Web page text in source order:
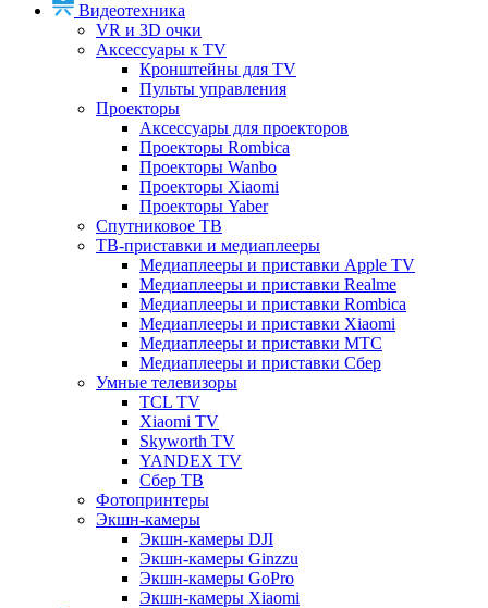
Видеотехника
VR и 3D очки
Аксессуары к TV
Кронштейны для TV
Пульты управления
Проекторы
Аксессуары для проекторов
Проекторы Rombica
Проекторы Wanbo
Проекторы Xiaomi
Проекторы Yaber
Спутниковое ТВ
ТВ-приставки и медиаплееры
Медиаплееры и приставки Apple TV
Медиаплееры и приставки Realme
Медиаплееры и приставки Rombica
Медиаплееры и приставки Xiaomi
Медиаплееры и приставки МТС
Медиаплееры и приставки Сбер
Умные телевизоры
TCL TV
Xiaomi TV
Skyworth TV
YANDEX TV
Сбер ТВ
Фотопринтеры
Экшн-камеры
Экшн-камеры DJI
Экшн-камеры Ginzzu
Экшн-камеры GoPro
Экшн-камеры Xiaomi